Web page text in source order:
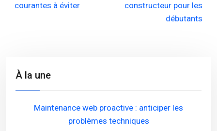
courantes à éviter
constructeur pour les
débutants
À la une
Maintenance web proactive : anticiper les
problèmes techniques